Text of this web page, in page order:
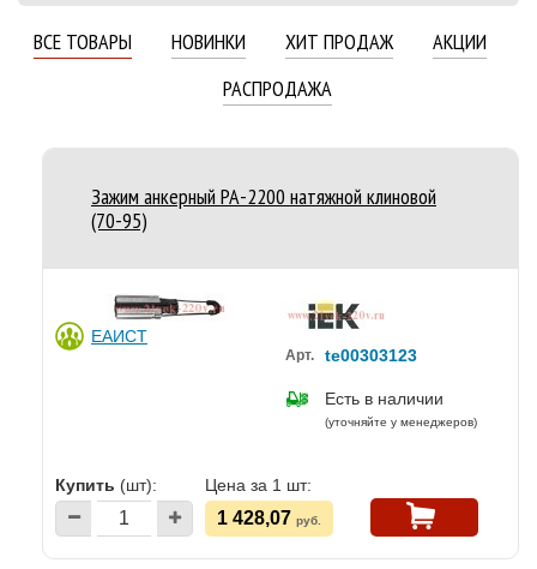
ВСЕ ТОВАРЫ НОВИНКИ ХИТ ПРОДАЖ
АКЦИИ
РАСПРОДАЖА
Зажим анкерный РА-2200 натяжной клиновой
(70-95)
ЕАИСТ
Арт. te00303123
Есть в наличии
(уточняйте у менеджеров)
Купить (шт): Цена за 1 шт:
1 428,07 руб.